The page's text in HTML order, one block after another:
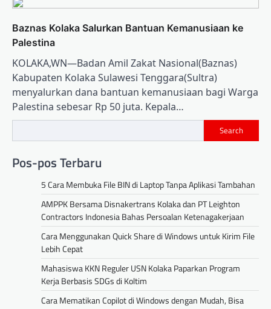
Baznas Kolaka Salurkan Bantuan Kemanusiaan ke
Palestina
KOLAKA,WN—Badan Amil Zakat Nasional(Baznas)
Kabupaten Kolaka Sulawesi Tenggara(Sultra)
menyalurkan dana bantuan kemanusiaan bagi Warga
Palestina sebesar Rp 50 juta. Kepala…
Search
Pos-pos Terbaru
5 Cara Membuka File BIN di Laptop Tanpa Aplikasi Tambahan
AMPPK Bersama Disnakertrans Kolaka dan PT Leighton
Contractors Indonesia Bahas Persoalan Ketenagakerjaan
Cara Menggunakan Quick Share di Windows untuk Kirim File
Lebih Cepat
Mahasiswa KKN Reguler USN Kolaka Paparkan Program
Kerja Berbasis SDGs di Koltim
Cara Mematikan Copilot di Windows dengan Mudah, Bisa